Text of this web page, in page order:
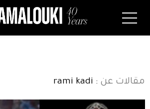
مقالات عن : rami kadi